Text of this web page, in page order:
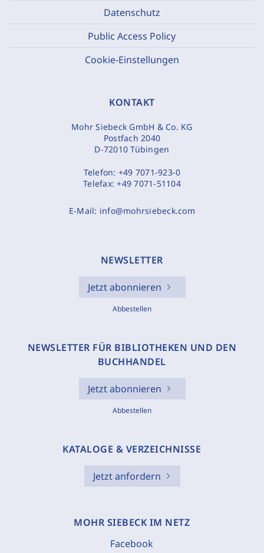
Datenschutz
Public Access Policy
Cookie-Einstellungen
KONTAKT
Mohr Siebeck GmbH & Co. KG
Postfach 2040
D-72010 Tübingen
Telefon: +49 7071-923-0
Telefax:+49 7071-51104
E-Mail: info@mohrsiebeck.com
NEWSLETTER
Jetzt abonnieren
Abbestellen
NEWSLETTER FÜR BIBLIOTHEKEN UND DEN
BUCHHANDEL
Jetzt abonnieren
Abbestellen
KATALOGE & VERZEICHNISSE
Jetzt anfordern
MOHR SIEBECK IM NETZ
Facebook